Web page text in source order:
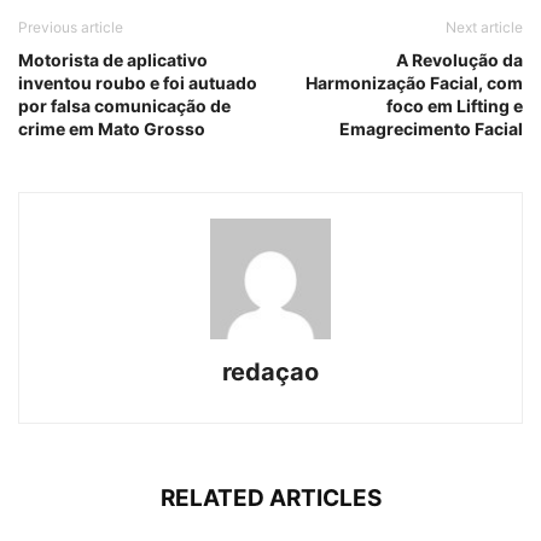
Previous article
Motorista de aplicativo
inventou roubo e foi autuado
por falsa comunicação de
crime em Mato Grosso
Next article
A Revolução da
Harmonização Facial, com
foco em Lifting e
Emagrecimento Facial
redaçao
RELATED ARTICLES